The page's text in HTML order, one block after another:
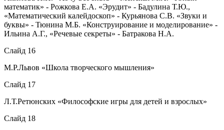
математик» - Рожкова Е.А. «Эрудит» - Бадулина Т.Ю.,
«Математический калейдоскоп» - Курьянова С.В. «Звуки и
буквы» - Тюнина М.Б. «Конструирование и моделирование» -
Ильина А.Г., «Речевые секреты» - Батракова Н.А.
Слайд 16
М.Р.Львов «Школа творческого мышления»
Слайд 17
Л.Т.Ретюнских «Философские игры для детей и взрослых»
Слайд 18